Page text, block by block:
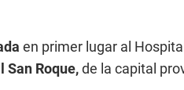
en primer lugar al
San Roque,de la capital